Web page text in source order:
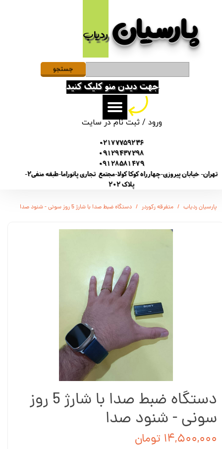
پارسیان​​​​​​​ردیاب
ورود /ثبت نام در سایت
حساب کاربری من
تغییر گذر واژه
سفارشات
خروج از حساب کاربری
02177759236
09129437298
09128581479
تهران- خیابان پیروزی-چهارراه کوکا کولا-مجتمع تجاری پانوراما-طبقه منفی2-
پلاک 202
جهت دیدن منو کلیک کنید
جستجو
پارسیان ردیاب متفرقه رکوردر دستگاه ضبط صدا با شارژ 5 روز سونی - شنود صدا
دستگاه ضبط صدا با شارژ 5 روز
سونی - شنود صدا
۱۴,۵۰۰,۰۰۰ تومان